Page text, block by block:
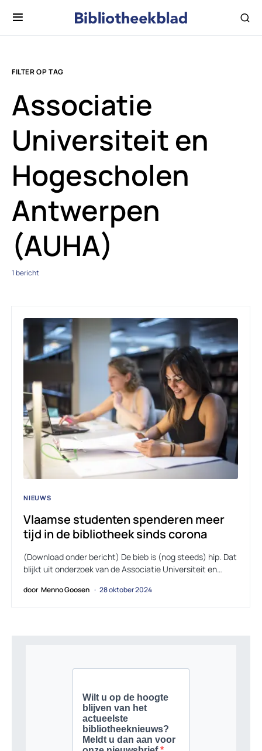
FILTER OP TAG
Associatie
Universiteit en
Hogescholen
Antwerpen
(AUHA)
1 bericht
NIEUWS
Vlaamse studenten spenderen meer
tijd in de bibliotheek sinds corona
(Download onder bericht) De bieb is (nog steeds) hip. Dat
blijkt uit onderzoek van de Associatie Universiteit en…
door Menno Goosen 28 oktober 2024